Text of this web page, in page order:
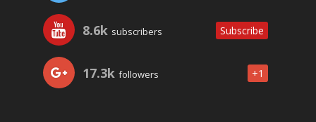
8.6k subscribers Subscribe
17.3k followers +1